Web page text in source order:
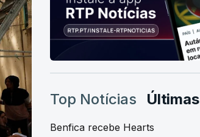
Top Notícias Últimas
Benfica recebe Hearts